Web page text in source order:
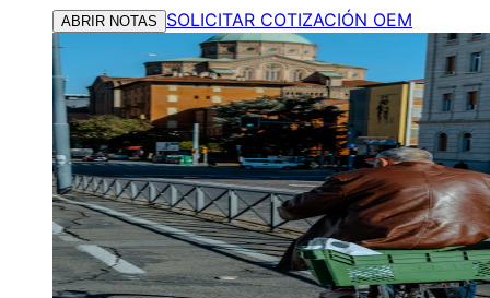
ABRIR NOTAS SOLICITAR COTIZACIÓN OEM